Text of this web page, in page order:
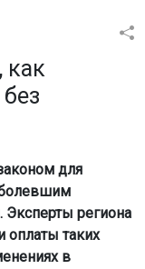
как
для
региона
оплаты таких
в